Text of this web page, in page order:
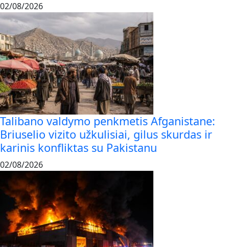
02/08/2026
Talibano valdymo penkmetis Afganistane:
Briuselio vizito užkulisiai, gilus skurdas ir
karinis konfliktas su Pakistanu
02/08/2026